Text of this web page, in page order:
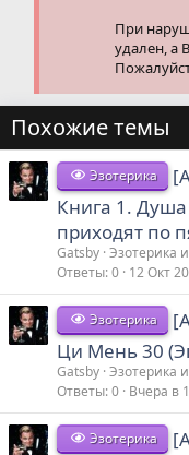
При
удален, а
Похожие темы
Эзотерика
Книга 1. Душа
приходят по
Gatsby Эзотерика
Ответы 0 12 Окт
Эзотерика
Ци Мень 30
Gatsby Эзотерика
Ответы 0 Вчера в
Эзотерика